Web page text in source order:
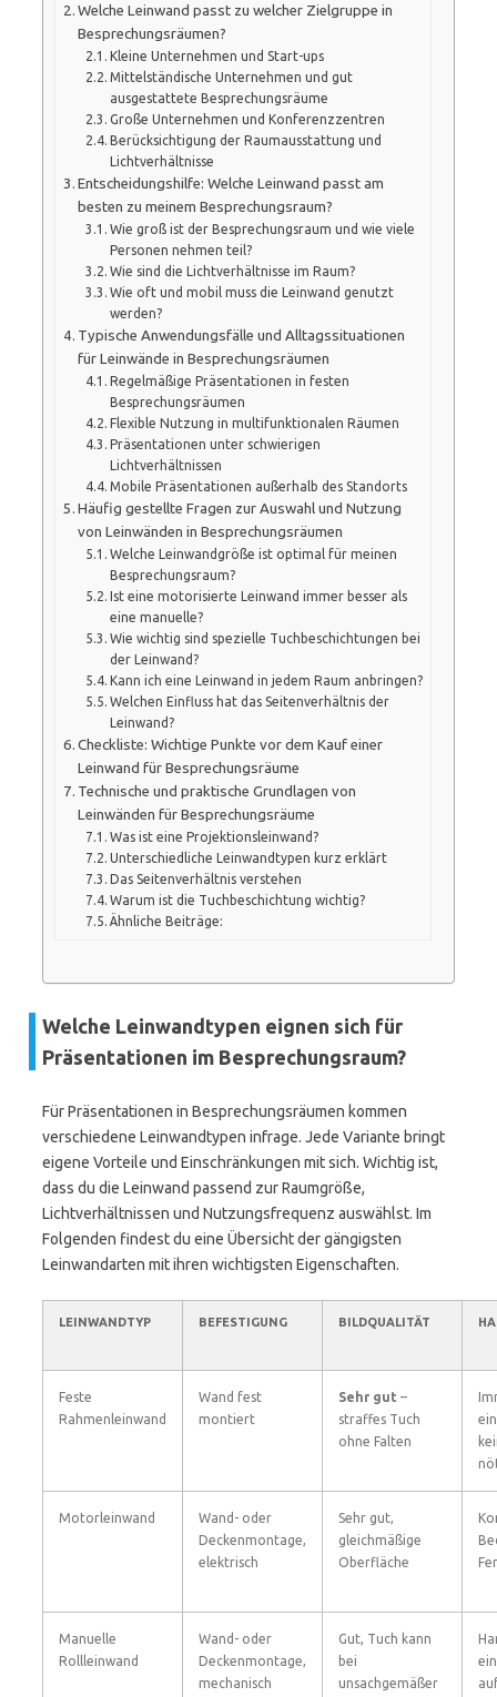
Welche Leinwand passt zu welcher Zielgruppe in
Besprechungsräumen?
Kleine Unternehmen und Start-ups
Mittelständische Unternehmen und gut
ausgestattete Besprechungsräume
Große Unternehmen und Konferenzzentren
Berücksichtigung der Raumausstattung und
Lichtverhältnisse
Entscheidungshilfe: Welche Leinwand passt am
besten zu meinem Besprechungsraum?
Wie groß ist der Besprechungsraum und wie viele
Personen nehmen teil?
Wie sind die Lichtverhältnisse im Raum?
Wie oft und mobil muss die Leinwand genutzt
werden?
Typische Anwendungsfälle und Alltagssituationen
für Leinwände in Besprechungsräumen
Regelmäßige Präsentationen in festen
Besprechungsräumen
Flexible Nutzung in multifunktionalen Räumen
Präsentationen unter schwierigen
Lichtverhältnissen
Mobile Präsentationen außerhalb des Standorts
Häufig gestellte Fragen zur Auswahl und Nutzung
von Leinwänden in Besprechungsräumen
Welche Leinwandgröße ist optimal für meinen
Besprechungsraum?
Ist eine motorisierte Leinwand immer besser als
eine manuelle?
Wie wichtig sind spezielle Tuchbeschichtungen bei
der Leinwand?
Kann ich eine Leinwand in jedem Raum anbringen?
Welchen Einfluss hat das Seitenverhältnis der
Leinwand?
Checkliste: Wichtige Punkte vor dem Kauf einer
Leinwand für Besprechungsräume
Technische und praktische Grundlagen von
Leinwänden für Besprechungsräume
Was ist eine Projektionsleinwand?
Unterschiedliche Leinwandtypen kurz erklärt
Das Seitenverhältnis verstehen
Warum ist die Tuchbeschichtung wichtig?
Ähnliche Beiträge:
Welche Leinwandtypen eignen sich für
Präsentationen im Besprechungsraum?
Für Präsentationen in Besprechungsräumen kommen
verschiedene Leinwandtypen infrage. Jede Variante bringt
eigene Vorteile und Einschränkungen mit sich. Wichtig ist,
dass du die Leinwand passend zur Raumgröße,
Lichtverhältnissen und Nutzungsfrequenz auswählst. Im
Folgenden findest du eine Übersicht der gängigsten
Leinwandarten mit ihren wichtigsten Eigenschaften.
LEINWANDTYP BEFESTIGUNG BILDQUALITÄT
Feste
Rahmenleinwand
Wand fest
montiert
Sehr gut –
straffes Tuch
ohne Falten
Motorleinwand
Wand- oder
Deckenmontage,
elektrisch
Sehr gut,
gleichmäßige
Oberfläche
Manuelle
Rollleinwand
Wand- oder
Deckenmontage,
mechanisch
Gut, Tuch kann
bei
unsachgemäßer